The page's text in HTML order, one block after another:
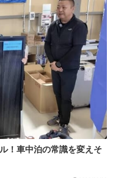
！車中泊の常識を変えそ